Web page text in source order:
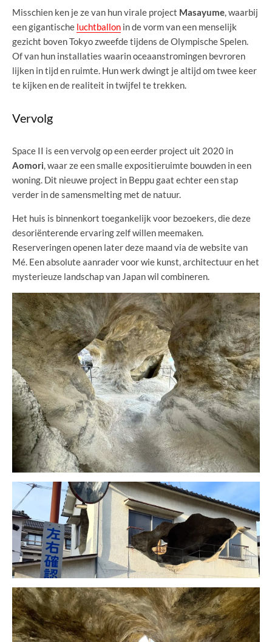
Misschien ken je ze van hun virale project Masayume, waarbij
een gigantische luchtballon in de vorm van een menselijk
gezicht boven Tokyo zweefde tijdens de Olympische Spelen.
Of van hun installaties waarin oceaanstromingen bevroren
lijken in tijd en ruimte. Hun werk dwingt je altijd om twee keer
te kijken en de realiteit in twijfel te trekken.
Vervolg
Space II is een vervolg op een eerder project uit 2020 in
Aomori, waar ze een smalle expositieruimte bouwden in een
woning. Dit nieuwe project in Beppu gaat echter een stap
verder in de samensmelting met de natuur.
Het huis is binnenkort toegankelijk voor bezoekers, die deze
desoriënterende ervaring zelf willen meemaken.
Reserveringen openen later deze maand via de website van
Mé. Een absolute aanrader voor wie kunst, architectuur en het
mysterieuze landschap van Japan wil combineren.